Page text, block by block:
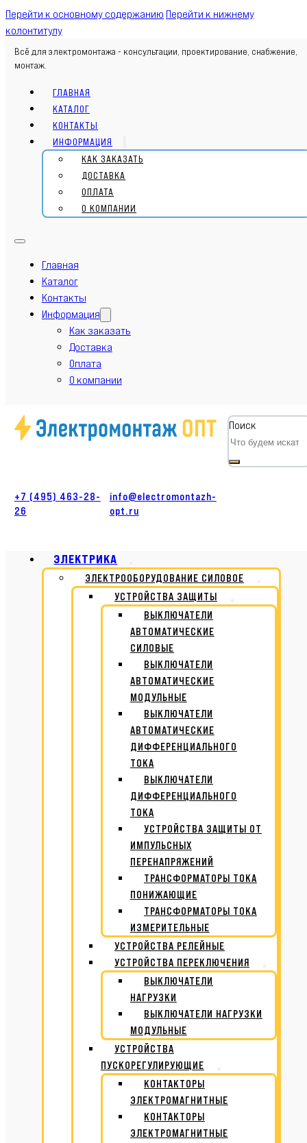
Перейти к основному содержанию Перейти к нижнему
колонтитулу
Всё для электромонтажа - консультации, проектирование, снабжение,
монтаж.
ГЛАВНАЯ
КАТАЛОГ
КОНТАКТЫ
ИНФОРМАЦИЯ
КАК ЗАКАЗАТЬ
ДОСТАВКА
ОПЛАТА
О КОМПАНИИ
Главная
Каталог
Контакты
Информация
Как заказать
Доставка
Оплата
О компании
Поиск
+7 (495) 463-28-
26
info@electromontazh-
opt.ru
ЭЛЕКТРИКА
ЭЛЕКТРООБОРУДОВАНИЕ СИЛОВОЕ
УСТРОЙСТВА ЗАЩИТЫ
ВЫКЛЮЧАТЕЛИ
АВТОМАТИЧЕСКИЕ
СИЛОВЫЕ
ВЫКЛЮЧАТЕЛИ
АВТОМАТИЧЕСКИЕ
МОДУЛЬНЫЕ
ВЫКЛЮЧАТЕЛИ
АВТОМАТИЧЕСКИЕ
ДИФФЕРЕНЦИАЛЬНОГО
ТОКА
ВЫКЛЮЧАТЕЛИ
ДИФФЕРЕНЦИАЛЬНОГО
ТОКА
УСТРОЙСТВА ЗАЩИТЫ ОТ
ИМПУЛЬСНЫХ
ПЕРЕНАПРЯЖЕНИЙ
ТРАНСФОРМАТОРЫ ТОКА
ПОНИЖАЮЩИЕ
ТРАНСФОРМАТОРЫ ТОКА
ИЗМЕРИТЕЛЬНЫЕ
УСТРОЙСТВА РЕЛЕЙНЫЕ
УСТРОЙСТВА ПЕРЕКЛЮЧЕНИЯ
ВЫКЛЮЧАТЕЛИ
НАГРУЗКИ
ВЫКЛЮЧАТЕЛИ НАГРУЗКИ
МОДУЛЬНЫЕ
УСТРОЙСТВА
ПУСКОРЕГУЛИРУЮЩИЕ
КОНТАКТОРЫ
ЭЛЕКТРОМАГНИТНЫЕ
КОНТАКТОРЫ
ЭЛЕКТРОМАГНИТНЫЕ